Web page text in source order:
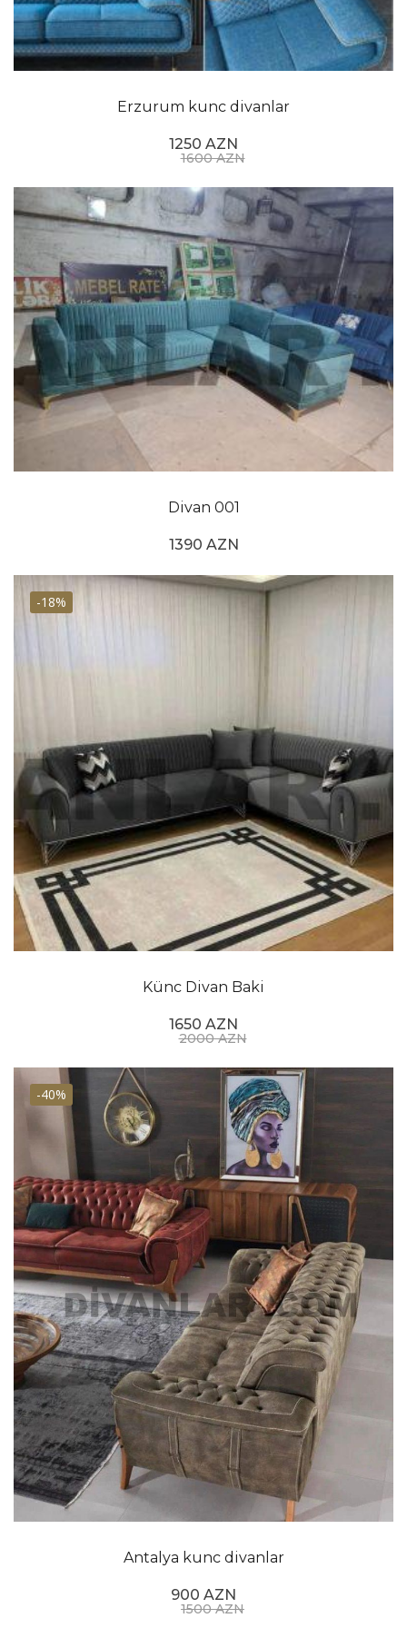
qanadları var. Onlar tez-tez oturma otağında və ya
yataq otağında vurğu kresloları kimi istifadə olunur.
böyük, rahat kreslodur. İstirahət etmək və
əlavə etmək üçün nəzərdə tutulmuşdur. O, müasirdən
ənənəviyə qədər müxtəlif üslublarda ola bilər və
müstəqil bir parça kimi və ya daha böyük oturma
tənzimləməsinin bir hissəsi kimi istifadə edilə bilər.
Şezlon salonu: Bu, arxası və uzadılmış ayaq dayağı
olan uzun stuldur. O, istirahət və istirahət üçün
mükəmməldir və tez-tez yataq otaqlarında və ya
qonaq otaqlarında istifadə olunur.
Divan kreslosunu seçərkən otağınızın ölçüsü, şəxsi
üslubunuz və büdcəniz kimi amilləri nəzərə alın.
Rahat və bədəninizə lazımi miqdarda dəstək verən
Erzurum kunc divanlar
1250 AZN
1600 AZN
Divan 001
1390 AZN
-18%
Künc Divan Baki
1650 AZN
2000 AZN
-40%
Antalya kunc divanlar
900 AZN
1500 AZN